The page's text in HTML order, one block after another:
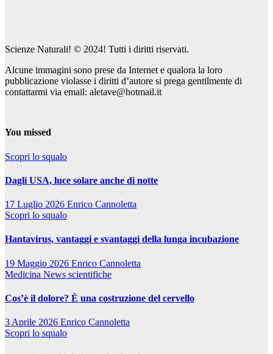
Scienze Naturali! © 2024! Tutti i diritti riservati.
Alcune immagini sono prese da Internet e qualora la loro
pubblicazione violasse i diritti d’autore si prega gentilmente di
contattarmi via email: aletave@hotmail.it
You missed
Scopri lo squalo
Dagli USA, luce solare anche di notte
17 Luglio 2026 Enrico Cannoletta
Scopri lo squalo
Hantavirus, vantaggi e svantaggi della lunga incubazione
19 Maggio 2026 Enrico Cannoletta
Medicina News scientifiche
Cos’è il dolore? È una costruzione del cervello
3 Aprile 2026 Enrico Cannoletta
Scopri lo squalo